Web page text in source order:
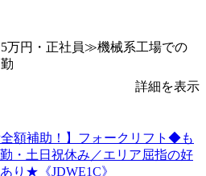
万円・正社員≫機械系工場での
詳細を表示